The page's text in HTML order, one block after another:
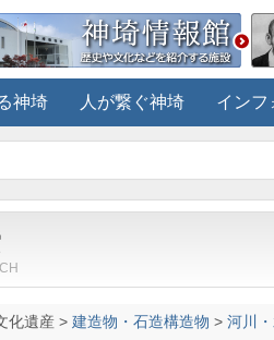
神埼 人が繋ぐ神埼 インフ
化遺産> 建造物・石造構造物 > 河川